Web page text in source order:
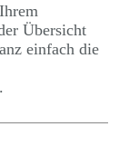
Übersicht
einfach die